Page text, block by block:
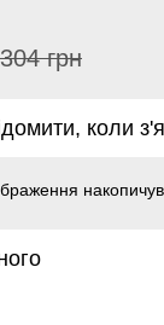
грн
коли